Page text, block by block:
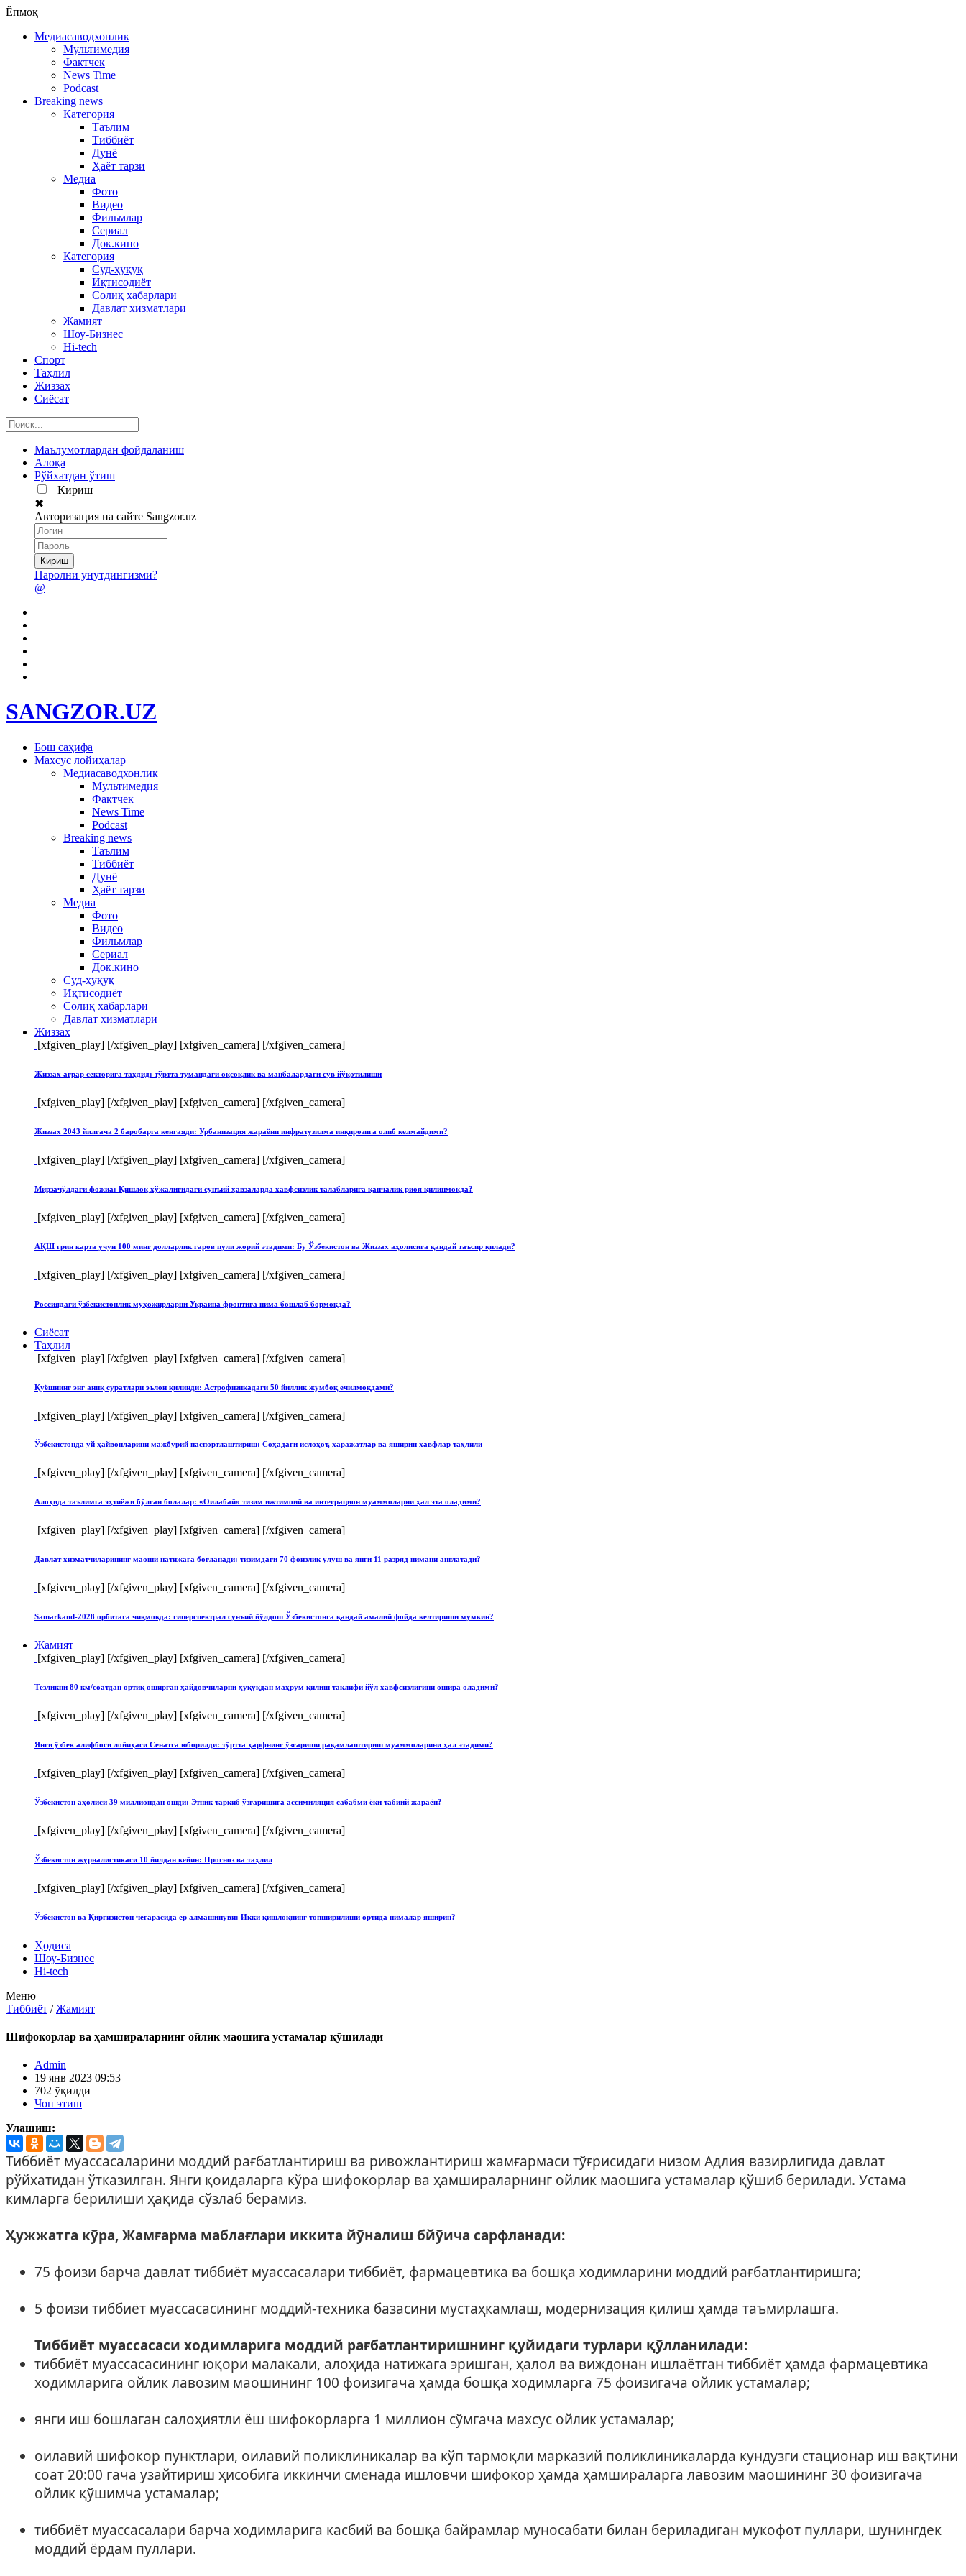
Ёпмоқ
Медиасаводхонлик
Мультимедия
Фактчек
News Time
Podcast
Breaking news
Категория
Таълим
Тиббиёт
Дунё
Ҳаёт тарзи
Медиа
Фото
Видео
Фильмлар
Сериал
Док.кино
Категория
Суд-ҳуқуқ
Иқтисодиёт
Солиқ хабарлари
Давлат хизматлари
Жамият
Шоу-Бизнес
Hi-tech
Спорт
Таҳлил
Жиззах
Сиёсат
Маълумотлардан фойдаланиш
Алоқа
Рўйхатдан ўтиш
Кириш
✖
Авторизация на сайте Sangzor.uz
Паролни унутдингизми?
@
SANGZOR.UZ
Бош саҳифа
Махсус лойиҳалар
Медиасаводхонлик
Мультимедия
Фактчек
News Time
Podcast
Breaking news
Таълим
Тиббиёт
Дунё
Ҳаёт тарзи
Медиа
Фото
Видео
Фильмлар
Сериал
Док.кино
Суд-ҳуқуқ
Иқтисодиёт
Солиқ хабарлари
Давлат хизматлари
Жиззах
[xfgiven_play] [/xfgiven_play] [xfgiven_camera] [/xfgiven_camera]
Жиззах аграр секторига таҳдид: тўртта тумандаги оқсоқлик ва манбалардаги сув йўқотилиши
[xfgiven_play] [/xfgiven_play] [xfgiven_camera] [/xfgiven_camera]
Жиззах 2043 йилгача 2 баробарга кенгаяди: Урбанизация жараёни инфратузилма инқирозига олиб келмайдими?
[xfgiven_play] [/xfgiven_play] [xfgiven_camera] [/xfgiven_camera]
Мирзачўлдаги фожиа: Қишлоқ хўжалигидаги сунъий ҳавзаларда хавфсизлик талабларига қанчалик риоя қилинмоқда?
[xfgiven_play] [/xfgiven_play] [xfgiven_camera] [/xfgiven_camera]
АҚШ грин карта учун 100 минг долларлик гаров пули жорий этадими: Бу Ўзбекистон ва Жиззах аҳолисига қандай таъсир қилади?
[xfgiven_play] [/xfgiven_play] [xfgiven_camera] [/xfgiven_camera]
Россиядаги ўзбекистонлик муҳожирларни Украина фронтига нима бошлаб бормоқда?
Сиёсат
Таҳлил
[xfgiven_play] [/xfgiven_play] [xfgiven_camera] [/xfgiven_camera]
Қуёшнинг энг аниқ суратлари эълон қилинди: Астрофизикадаги 50 йиллик жумбоқ ечилмоқдами?
[xfgiven_play] [/xfgiven_play] [xfgiven_camera] [/xfgiven_camera]
Ўзбекистонда уй ҳайвонларини мажбурий паспортлаштириш: Соҳадаги ислоҳот, харажатлар ва яширин хавфлар таҳлили
[xfgiven_play] [/xfgiven_play] [xfgiven_camera] [/xfgiven_camera]
Алоҳида таълимга эҳтиёжи бўлган болалар: «Оилабай» тизим ижтимоий ва интеграцион муаммоларни ҳал эта оладими?
[xfgiven_play] [/xfgiven_play] [xfgiven_camera] [/xfgiven_camera]
Давлат хизматчиларининг маоши натижага боғланади: тизимдаги 70 фоизлик улуш ва янги 11 разряд нимани англатади?
[xfgiven_play] [/xfgiven_play] [xfgiven_camera] [/xfgiven_camera]
Samarkand-2028 орбитага чиқмоқда: гиперспектрал сунъий йўлдош Ўзбекистонга қандай амалий фойда келтириши мумкин?
Жамият
[xfgiven_play] [/xfgiven_play] [xfgiven_camera] [/xfgiven_camera]
Тезликни 80 км/соатдан ортиқ оширган ҳайдовчиларни ҳуқуқдан маҳрум қилиш таклифи йўл хавфсизлигини ошира оладими?
[xfgiven_play] [/xfgiven_play] [xfgiven_camera] [/xfgiven_camera]
Янги ўзбек алифбоси лойиҳаси Сенатга юборилди: тўртта ҳарфнинг ўзгариши рақамлаштириш муаммоларини ҳал этадими?
[xfgiven_play] [/xfgiven_play] [xfgiven_camera] [/xfgiven_camera]
Ўзбекистон аҳолиси 39 миллиондан ошди: Этник таркиб ўзгаришига ассимиляция сабабми ёки табиий жараён?
[xfgiven_play] [/xfgiven_play] [xfgiven_camera] [/xfgiven_camera]
Ўзбекистон журналистикаси 10 йилдан кейин: Прогноз ва таҳлил
[xfgiven_play] [/xfgiven_play] [xfgiven_camera] [/xfgiven_camera]
Ўзбекистон ва Қирғизистон чегарасида ер алмашинуви: Икки қишлоқнинг топширилиши ортида нималар яширин?
Ҳодиса
Шоу-Бизнес
Hi-tech
Меню
Тиббиёт /Жамият
Шифокорлар ва ҳамшираларнинг ойлик маошига устамалар қўшилади
Admin
19 янв 2023 09:53
702 ўқилди
Чоп этиш
Улашиш:
Тиббиёт муассасаларини моддий рағбатлантириш ва ривожлантириш жамғармаси тўғрисидаги низом Адлия вазирлигида давлат
рўйхатидан ўтказилган. Янги қоидаларга кўра шифокорлар ва ҳамшираларнинг ойлик маошига устамалар қўшиб берилади. Устама
кимларга берилиши ҳақида сўзлаб берамиз.
Ҳужжатга кўра, Жамғарма маблағлари иккита йўналиш бйўича сарфланади:
75 фоизи барча давлат тиббиёт муассасалари тиббиёт, фармацевтика ва бошқа ходимларини моддий рағбатлантиришга;
5 фоизи тиббиёт муассасасининг моддий-техника базасини мустаҳкамлаш, модернизация қилиш ҳамда таъмирлашга.
Тиббиёт муассасаси ходимларига моддий рағбатлантиришнинг қуйидаги турлари қўлланилади:
тиббиёт муассасасининг юқори малакали, алоҳида натижага эришган, ҳалол ва виждонан ишлаётган тиббиёт ҳамда фармацевтика
ходимларига ойлик лавозим маошининг 100 фоизигача ҳамда бошқа ходимларга 75 фоизигача ойлик устамалар;
янги иш бошлаган салоҳиятли ёш шифокорларга 1 миллион сўмгача махсус ойлик устамалар;
оилавий шифокор пунктлари, оилавий поликлиникалар ва кўп тармоқли марказий поликлиникаларда кундузги стационар иш вақтини
соат 20:00 гача узайтириш ҳисобига иккинчи сменада ишловчи шифокор ҳамда ҳамшираларга лавозим маошининг 30 фоизигача
ойлик қўшимча устамалар;
тиббиёт муассасалари барча ходимларига касбий ва бошқа байрамлар муносабати билан бериладиган мукофот пуллари, шунингдек
моддий ёрдам пуллари.